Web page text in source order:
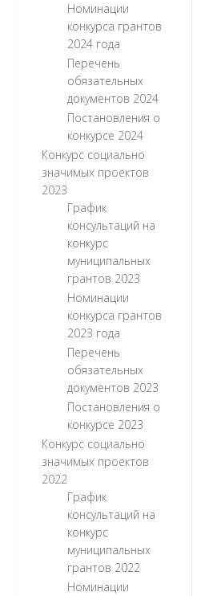
Номинации
конкурса грантов
2024 года
Перечень
обязательных
документов 2024
Постановления о
конкурсе 2024
Конкурс социально
значимых проектов
2023
График
консультаций на
конкурс
муниципальных
грантов 2023
Номинации
конкурса грантов
2023 года
Перечень
обязательных
документов 2023
Постановления о
конкурсе 2023
Конкурс социально
значимых проектов
2022
График
консультаций на
конкурс
муниципальных
грантов 2022
Номинации